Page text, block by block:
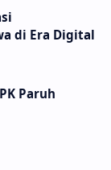
di Era Digital
Paruh